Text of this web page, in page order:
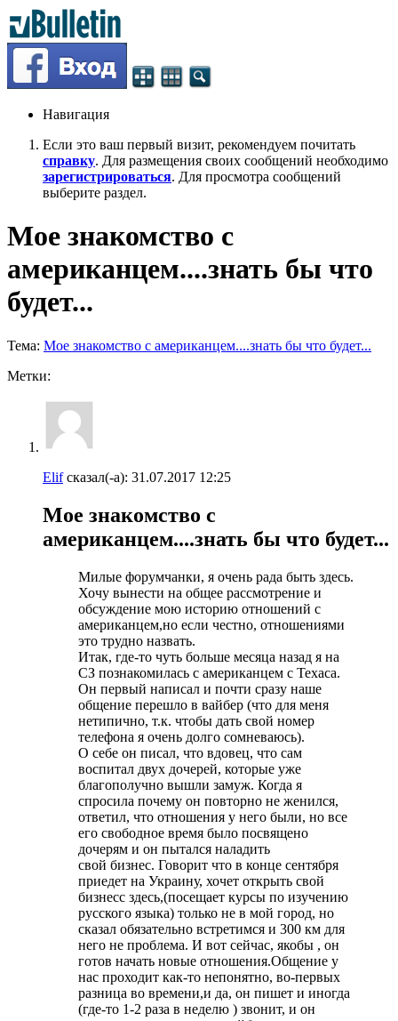
Навигация
Если это ваш первый визит, рекомендуем почитать
справку. Для размещения своих сообщений необходимо
зарегистрироваться. Для просмотра сообщений
выберите раздел.
Мое знакомство с
американцем....знать бы что
будет...
Тема: Мое знакомство с американцем....знать бы что будет...
Метки:
Elifсказал(-а): 31.07.2017 12:25
Мое знакомство с
американцем....знать бы что будет...
Милые форумчанки, я очень рада быть здесь.
Хочу вынести на общее рассмотрение и
обсуждение мою историю отношений с
американцем,но если честно, отношениями
это трудно назвать.
Итак, где-то чуть больше месяца назад я на
СЗ познакомилась с американцем с Техаса.
Он первый написал и почти сразу наше
общение перешло в вайбер (что для меня
нетипично, т.к. чтобы дать свой номер
телефона я очень долго сомневаюсь).
О себе он писал, что вдовец, что сам
воспитал двух дочерей, которые уже
благополучно вышли замуж. Когда я
спросила почему он повторно не женился,
ответил, что отношения у него были, но все
его свободное время было посвящено
дочерям и он пытался наладить
свой бизнес. Говорит что в конце сентября
приедет на Украину, хочет открыть свой
бизнесс здесь,(посещает курсы по изучению
русского языка) только не в мой город, но
сказал обязательно встретимся и 300 км для
него не проблема. И вот сейчас, якобы , он
готов начать новые отношения.Общение у
нас проходит как-то непонятно, во-первых
разница во времени,и да, он пишет и иногда
(где-то 1-2 раза в неделю ) звонит, и он